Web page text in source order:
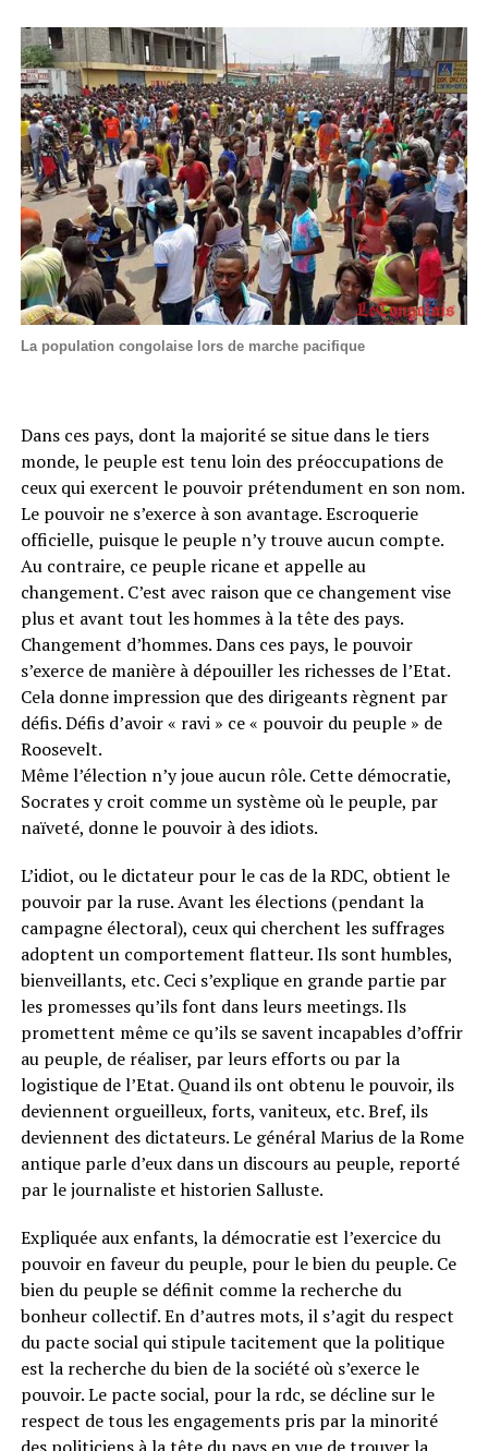
La population congolaise lors de marche pacifique
Dans ces pays, dont la majorité se situe dans le tiers
monde, le peuple est tenu loin des préoccupations de
ceux qui exercent le pouvoir prétendument en son nom.
Le pouvoir ne s’exerce à son avantage. Escroquerie
officielle, puisque le peuple n’y trouve aucun compte.
Au contraire, ce peuple ricane et appelle au
changement. C’est avec raison que ce changement vise
plus et avant tout les hommes à la tête des pays.
Changement d’hommes. Dans ces pays, le pouvoir
s’exerce de manière à dépouiller les richesses de l’Etat.
Cela donne impression que des dirigeants règnent par
défis. Défis d’avoir « ravi » ce « pouvoir du peuple » de
Roosevelt.
Même l’élection n’y joue aucun rôle. Cette démocratie,
Socrates y croit comme un système où le peuple, par
naïveté, donne le pouvoir à des idiots.
L’idiot, ou le dictateur pour le cas de la RDC, obtient le
pouvoir par la ruse. Avant les élections (pendant la
campagne électoral), ceux qui cherchent les suffrages
adoptent un comportement flatteur. Ils sont humbles,
bienveillants, etc. Ceci s’explique en grande partie par
les promesses qu’ils font dans leurs meetings. Ils
promettent même ce qu’ils se savent incapables d’offrir
au peuple, de réaliser, par leurs efforts ou par la
logistique de l’Etat. Quand ils ont obtenu le pouvoir, ils
deviennent orgueilleux, forts, vaniteux, etc. Bref, ils
deviennent des dictateurs. Le général Marius de la Rome
antique parle d’eux dans un discours au peuple, reporté
par le journaliste et historien Salluste.
Expliquée aux enfants, la démocratie est l’exercice du
pouvoir en faveur du peuple, pour le bien du peuple. Ce
bien du peuple se définit comme la recherche du
bonheur collectif. En d’autres mots, il s’agit du respect
du pacte social qui stipule tacitement que la politique
est la recherche du bien de la société où s’exerce le
pouvoir. Le pacte social, pour la rdc, se décline sur le
respect de tous les engagements pris par la minorité